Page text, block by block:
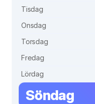
Tisdag
Onsdag
Torsdag
Fredag
Lördag
Söndag